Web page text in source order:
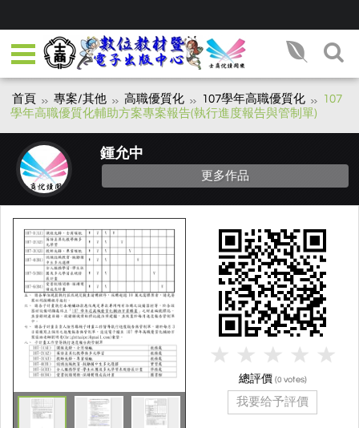
首頁 專案/其他 高職優質化 107學年高職優質化
107
學年高職優質化輔助方案專案報告(執行進度報告與管制單)
鍾允中
更多作品
總評價 (0 votes)
我要给予評價